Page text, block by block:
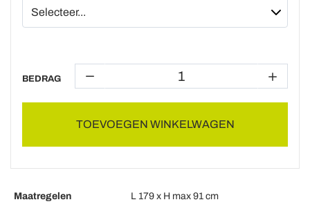
BEDRAG
TOEVOEGEN WINKELWAGEN
Maatregelen
L 179 x H max 91 cm